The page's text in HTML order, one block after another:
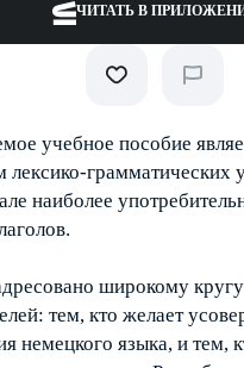
ЧИТАТЬ В
учебное пособие
лексико-грамматических
наиболее
широкому кругу
тем, кто желает
немецкого языка, и тем,